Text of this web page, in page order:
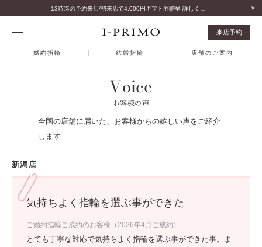
来店予約
婚約指輪 結婚指輪 店舗のご案内
Voice
お客様の声
全国の店舗に届いた、お客様からの嬉しい声をご紹介
します
新潟店
気持ちよく指輪を選ぶ事ができた
ご婚約指輪ご成約のお客様（2026年4月ご成約）
とても丁寧な対応で気持ちよく指輪を選ぶ事ができた事。ま